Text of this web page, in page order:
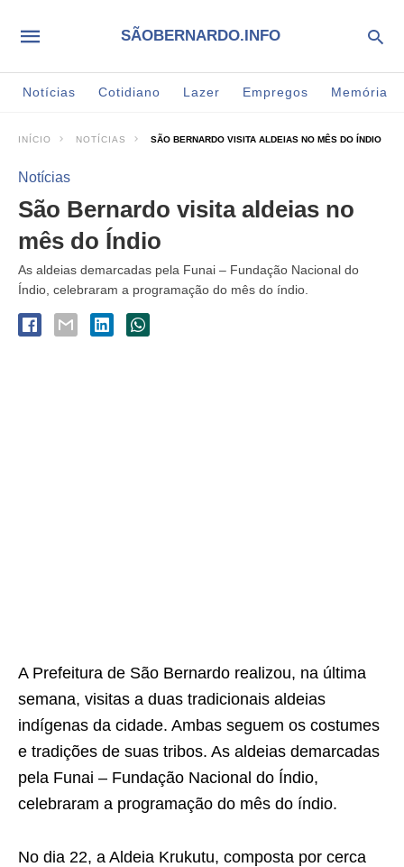
SÃOBERNARDO.INFO
Notícias Cotidiano Lazer Empregos Memória
INÍCIO NOTÍCIAS SÃO BERNARDO VISITA ALDEIAS NO MÊS DO ÍNDIO
Notícias
São Bernardo visita aldeias no
mês do Índio
As aldeias demarcadas pela Funai – Fundação Nacional do
Índio, celebraram a programação do mês do índio.
A Prefeitura de São Bernardo realizou, na última
semana, visitas a duas tradicionais aldeias
indígenas da cidade. Ambas seguem os costumes
e tradições de suas tribos. As aldeias demarcadas
pela Funai – Fundação Nacional do Índio,
celebraram a programação do mês do índio.
No dia 22, a Aldeia Krukutu, composta por cerca